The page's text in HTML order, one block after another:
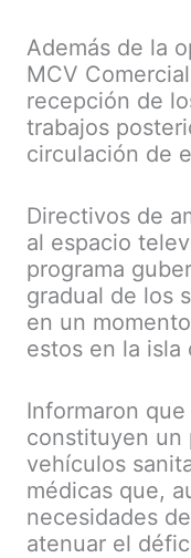
Además de la
MCV
recepción de
trabajos
circulación de
Directivos de
al espacio
programa
gradual de los
en un
estos en la isla
Informaron
constituyen un
vehículos
médicas que,
necesidades
atenuar el